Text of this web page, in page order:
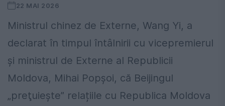
22 MAI 2026
Ministrul chinez de Externe, Wang Yi, a
declarat în timpul întâlnirii cu vicepremierul
și ministrul de Externe al Republicii
Moldova, Mihai Popșoi, că Beijingul
„preţuieşte” relațiile cu Republica Moldova